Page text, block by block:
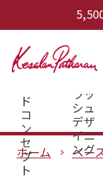
ブ
ラ
ド
コ
ン
セ
プ
ト
ラッ
シュ
デザ
イニ
ング
ホーム ベー